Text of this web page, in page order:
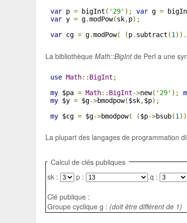
var p = bigInt ( '29' ); var g =
var y = g.modPow(sk,p);
var cg = g.modPow( (p. subtract (1 )).
La bibliothèqueMath::BigIntde Perl a une
use Math:: BigInt ;
my $pa = Math:: BigInt->new( '29' );
my $y = $g->bmodpow($sk,$p);
my $cg = $g->bmodpow( ($p->bsub(1
La plupart des langages de programmation
Calcul de clés publiques
sk :
p : q :
Clé publique :
Groupe cyclique g : (doit être différent de 1)